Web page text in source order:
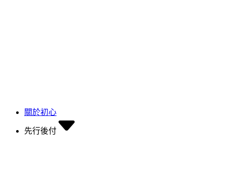
關於初心
先行後付